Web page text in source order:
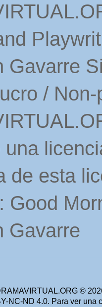
Gavarre
/
una
de esta
Good
Gavarre
©
NC-ND 4.0. Para ver una